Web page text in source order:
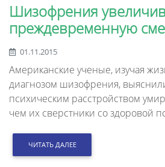
Шизофрения
преждевременную
01.11.2015
Американские ученые, изучая
диагнозом шизофрения,
психическим расстройством
чем их сверстники со здоровой
ЧИТАТЬ ДАЛЕЕ